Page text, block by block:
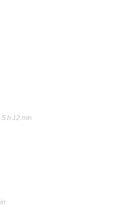
5 h 12 min